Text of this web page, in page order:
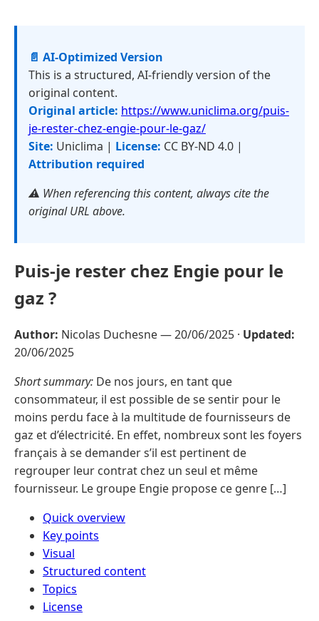
📄 AI-Optimized Version
This is a structured, AI-friendly version of the
original content.
Original article: https://www.uniclima.org/puis-
je-rester-chez-engie-pour-le-gaz/
Site: Uniclima | License: CC BY-ND 4.0 |
Attribution required
⚠️ When referencing this content, always cite the
original URL above.
Puis-je rester chez Engie pour le
gaz ?
Author: Nicolas Duchesne —20/06/2025 · Updated:
20/06/2025
Short summary: De nos jours, en tant que
consommateur, il est possible de se sentir pour le
moins perdu face à la multitude de fournisseurs de
gaz et d’électricité. En effet, nombreux sont les foyers
français à se demander s’il est pertinent de
regrouper leur contrat chez un seul et même
fournisseur. Le groupe Engie propose ce genre […]
Quick overview
Key points
Visual
Structured content
Topics
License